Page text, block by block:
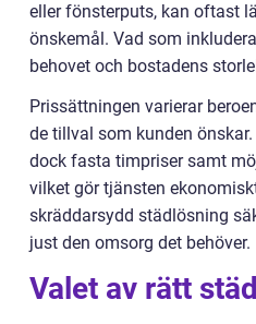
eller fönsterputs, kan oftast
önskemål. Vad som
behovet och bostadens
Prissättningen varierar
de tillval som kunden
dock fasta timpriser samt
vilket gör tjänsten
skräddarsydd städlösning
just den omsorg det behöver.
Valet av rätt